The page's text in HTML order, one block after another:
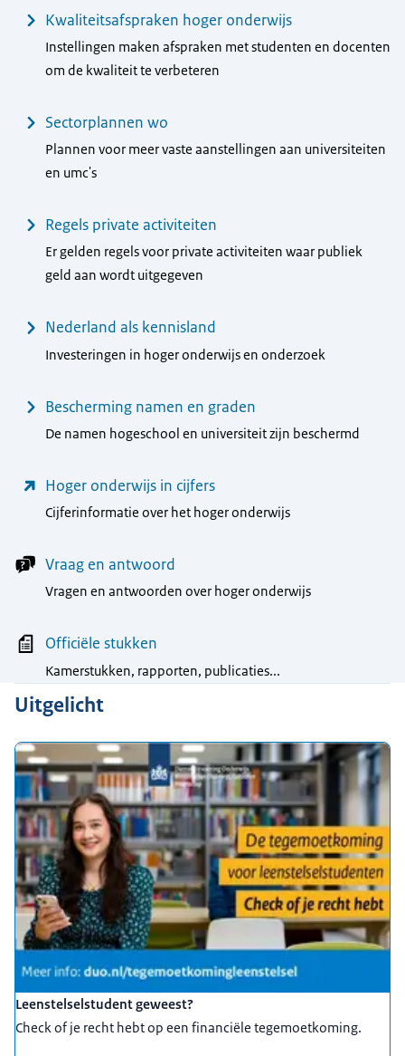
Kwaliteitsafspraken hoger onderwijs
Instellingen maken afspraken met studenten en docenten
om de kwaliteit te verbeteren
Sectorplannen wo
Plannen voor meer vaste aanstellingen aan universiteiten
en umc's
Regels private activiteiten
Er gelden regels voor private activiteiten waar publiek
geld aan wordt uitgegeven
Nederland als kennisland
Investeringen in hoger onderwijs en onderzoek
Bescherming namen en graden
De namen hogeschool en universiteit zijn beschermd
Hoger onderwijs in cijfers
Cijferinformatie over het hoger onderwijs
Vraag en antwoord
Vragen en antwoorden over hoger onderwijs
Officiële stukken
Kamerstukken, rapporten, publicaties...
Uitgelicht
Leenstelselstudent geweest?
Check of je recht hebt op een financiële tegemoetkoming.